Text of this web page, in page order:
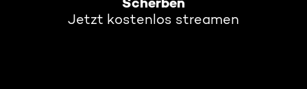
Jetzt kostenlos streamen